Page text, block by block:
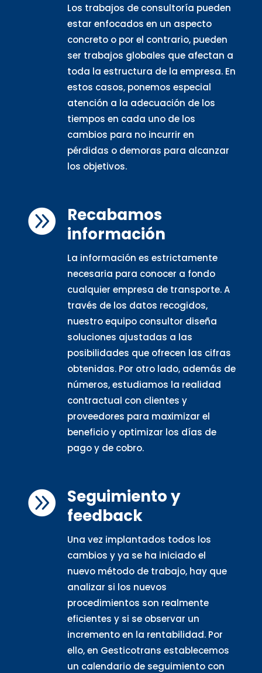
Los trabajos de consultoría pueden
estar enfocados en un aspecto
concreto o por el contrario, pueden
ser trabajos globales que afectan a
toda la estructura de la empresa. En
estos casos, ponemos especial
atención a la adecuación de los
tiempos en cada uno de los
cambios para no incurrir en
pérdidas o demoras para alcanzar
los objetivos.

Recabamos
información
La información es estrictamente
necesaria para conocer a fondo
cualquier empresa de transporte. A
través de los datos recogidos,
nuestro equipo consultor diseña
soluciones ajustadas a las
posibilidades que ofrecen las cifras
obtenidas. Por otro lado, además de
números, estudiamos la realidad
contractual con clientes y
proveedores para maximizar el
beneficio y optimizar los días de
pago y de cobro.
 Seguimiento y
feedback
Una vez implantados todos los
cambios y ya se ha iniciado el
nuevo método de trabajo, hay que
analizar si los nuevos
procedimientos son realmente
eficientes y si se observar un
incremento en la rentabilidad. Por
ello, en Gesticotrans establecemos
un calendario de seguimiento con